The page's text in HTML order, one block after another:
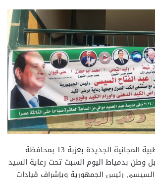
انطلقت القافلة الطبية المجانية الجديدة بعزبة 13 بمحافظة
وطن بدمياط اليوم السبت تحت رعاية السيد
السيسي رئيس الجمهورية وبإشراف قيادات